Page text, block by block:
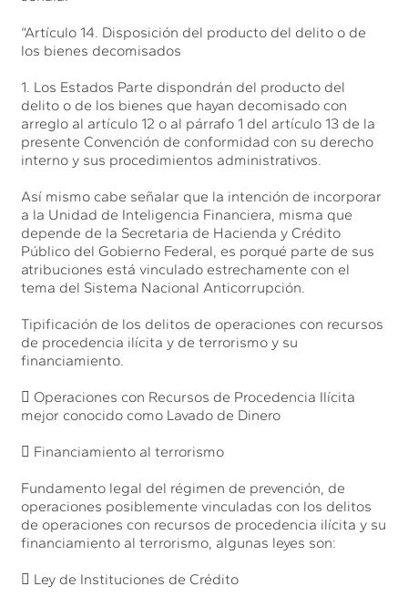
“Artículo 14. Disposición del producto del delito o de
los bienes decomisados
1. Los Estados Parte dispondrán del producto del
delito o de los bienes que hayan decomisado con
arreglo al artículo 12 o al párrafo 1 del artículo 13 de la
presente Convención de conformidad con su derecho
interno y sus procedimientos administrativos.
Así mismo cabe señalar que la intención de incorporar
a la Unidad de Inteligencia Financiera, misma que
depende de la Secretaria de Hacienda y Crédito
Público del Gobierno Federal, es porqué parte de sus
atribuciones está vinculado estrechamente con el
tema del Sistema Nacional Anticorrupción.
Tipificación de los delitos de operaciones con recursos
de procedencia ilícita y de terrorismo y su
financiamiento.
 Operaciones con Recursos de Procedencia Ilícita
mejor conocido como Lavado de Dinero
 Financiamiento al terrorismo
Fundamento legal del régimen de prevención, de
operaciones posiblemente vinculadas con los delitos
de operaciones con recursos de procedencia ilícita y su
financiamiento al terrorismo, algunas leyes son:
 Ley de Instituciones de Crédito